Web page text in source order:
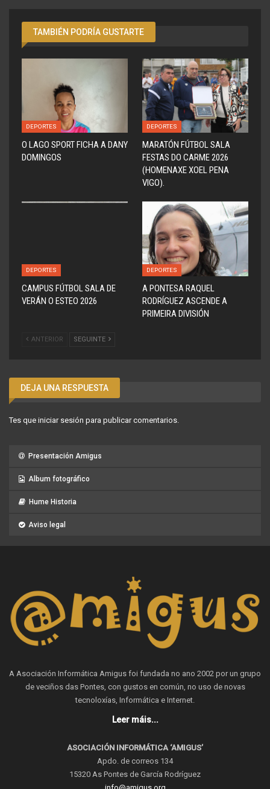
TAMBIÉN PODRÍA GUSTARTE
DEPORTES
O LAGO SPORT FICHA A DANY
DOMINGOS
DEPORTES
MARATÓN FÚTBOL SALA
FESTAS DO CARME 2026
(HOMENAXE XOEL PENA
VIGO).
DEPORTES
CAMPUS FÚTBOL SALA DE
VERÁN O ESTEO 2026
DEPORTES
A PONTESA RAQUEL
RODRÍGUEZ ASCENDE A
PRIMEIRA DIVISIÓN
ANTERIOR SEGUINTE
DEJA UNA RESPUESTA
Tes que iniciar sesión para publicar comentarios.
Presentación Amigus
Album fotográfico
Hume Historia
Aviso legal
A Asociación Informática Amigus foi fundada no ano 2002 por un grupo
de veciños das Pontes, con gustos en común, no uso de novas
tecnoloxías, Informática e Internet.
Leer máis...
ASOCIACIÓN INFORMÁTICA ‘AMIGUS’
Apdo. de correos 134
15320 As Pontes de García Rodríguez